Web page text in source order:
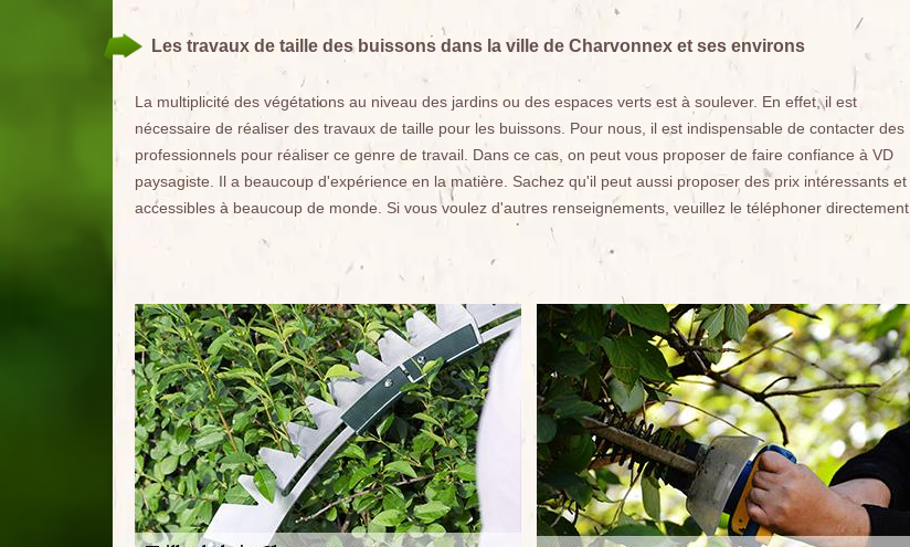
Les travaux de taille des buissons dans la ville de Charvonnex et ses environs
La multiplicité des végétations au niveau des jardins ou des espaces verts est à soulever. En effet, il est
nécessaire de réaliser des travaux de taille pour les buissons. Pour nous, il est indispensable de contacter des
professionnels pour réaliser ce genre de travail. Dans ce cas, on peut vous proposer de faire confiance à VD
paysagiste. Il a beaucoup d'expérience en la matière. Sachez qu'il peut aussi proposer des prix intéressants et
accessibles à beaucoup de monde. Si vous voulez d'autres renseignements, veuillez le téléphoner directement.